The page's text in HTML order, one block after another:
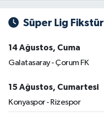
Süper Lig Fikstür
14 Ağustos, Cuma
Galatasaray - Çorum FK
15 Ağustos, Cumartesi
Konyaspor - Rizespor